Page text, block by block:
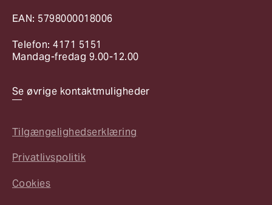
EAN: 5798000018006
Telefon: 4171 5151
Mandag-fredag 9.00-12.00
Se øvrige kontaktmuligheder
Tilgængelighedserklæring
Privatlivspolitik
Cookies